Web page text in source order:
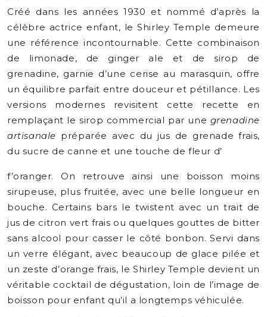
Créé dans les années 1930 et nommé d’après la
célèbre actrice enfant, le Shirley Temple demeure
une référence incontournable. Cette combinaison
de limonade, de ginger ale et de sirop de
grenadine, garnie d’une cerise au marasquin, offre
un équilibre parfait entre douceur et pétillance. Les
versions modernes revisitent cette recette en
remplaçant le sirop commercial par une grenadine
artisanale préparée avec du jus de grenade frais,
du sucre de canne et une touche de fleur d’
f’oranger. On retrouve ainsi une boisson moins
sirupeuse, plus fruitée, avec une belle longueur en
bouche. Certains bars le twistent avec un trait de
jus de citron vert frais ou quelques gouttes de bitter
sans alcool pour casser le côté bonbon. Servi dans
un verre élégant, avec beaucoup de glace pilée et
un zeste d’orange frais, le Shirley Temple devient un
véritable cocktail de dégustation, loin de l’image de
boisson pour enfant qu’il a longtemps véhiculée.